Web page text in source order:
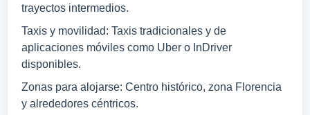
trayectos intermedios.
Taxis y movilidad: Taxis tradicionales y de
aplicaciones móviles como Uber o InDriver
disponibles.
Zonas para alojarse: Centro histórico, zona Florencia
y alrededores céntricos.